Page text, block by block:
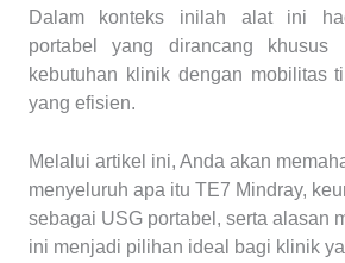
Dalam konteks inilah alat ini
portabel yang dirancang khusus
kebutuhan klinik dengan mobilitas
yang efisien.
Melalui artikel ini, Anda akan
menyeluruh apa itu TE7 Mindray,
sebagai USG portabel, serta alasan
ini menjadi pilihan ideal bagi klinik